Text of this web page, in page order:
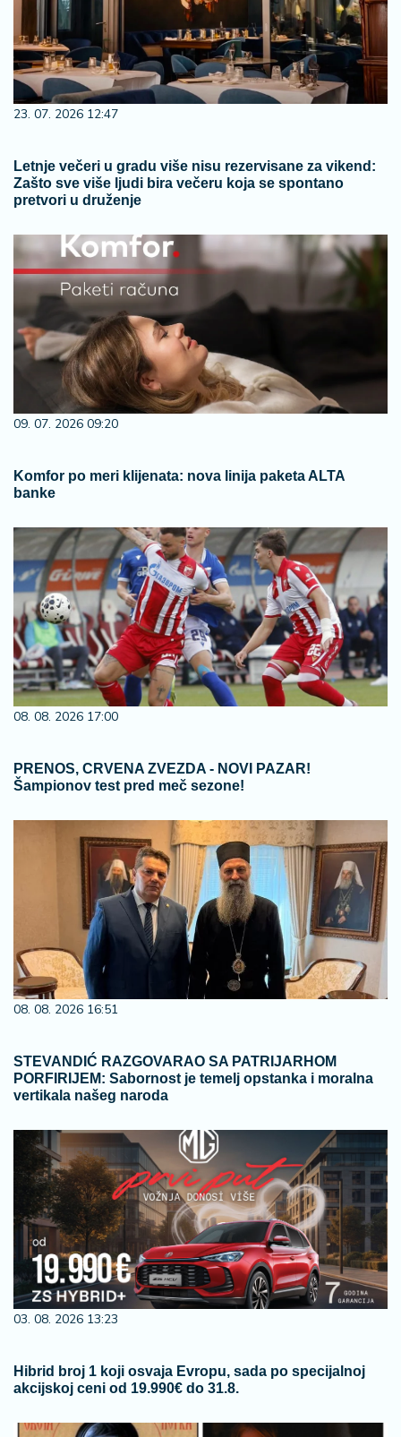
23. 07. 2026 12:47
Letnje večeri u gradu više nisu rezervisane za vikend:
Zašto sve više ljudi bira večeru koja se spontano
pretvori u druženje
09. 07. 2026 09:20
Komfor po meri klijenata: nova linija paketa ALTA
banke
08. 08. 2026 17:00
PRENOS, CRVENA ZVEZDA - NOVI PAZAR!
Šampionov test pred meč sezone!
08. 08. 2026 16:51
STEVANDIĆ RAZGOVARAO SA PATRIJARHOM
PORFIRIJEM: Sabornost je temelj opstanka i moralna
vertikala našeg naroda
03. 08. 2026 13:23
Hibrid broj 1 koji osvaja Evropu, sada po specijalnoj
akcijskoj ceni od 19.990€ do 31.8.